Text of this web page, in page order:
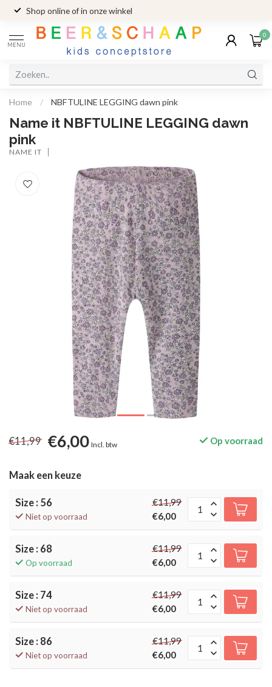
Shop online of in onze winkel
MENU
0
Home / NBFTULINE LEGGING dawn pink
Name it NBFTULINE LEGGING dawn
pink
NAME IT
€11,99 €6,00 Incl. btw Op voorraad
Maak een keuze
Size : 56
Niet op voorraad
€11,99
€6,00
Size : 68
Op voorraad
€11,99
€6,00
Size : 74
Niet op voorraad
€11,99
€6,00
Size : 86
Niet op voorraad
€11,99
€6,00